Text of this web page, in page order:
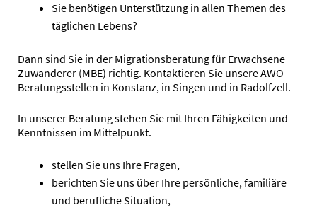
Sie benötigen Unterstützung in allen Themen des
täglichen Lebens?
Dann sind Sie in der Migrationsberatung für Erwachsene
Zuwanderer (MBE) richtig. Kontaktieren Sie unsere AWO-
Beratungsstellen in Konstanz, in Singen und in Radolfzell.
In unserer Beratung stehen Sie mit Ihren Fähigkeiten und
Kenntnissen im Mittelpunkt.
stellen Sie uns Ihre Fragen,
berichten Sie uns über Ihre persönliche, familiäre
und berufliche Situation,